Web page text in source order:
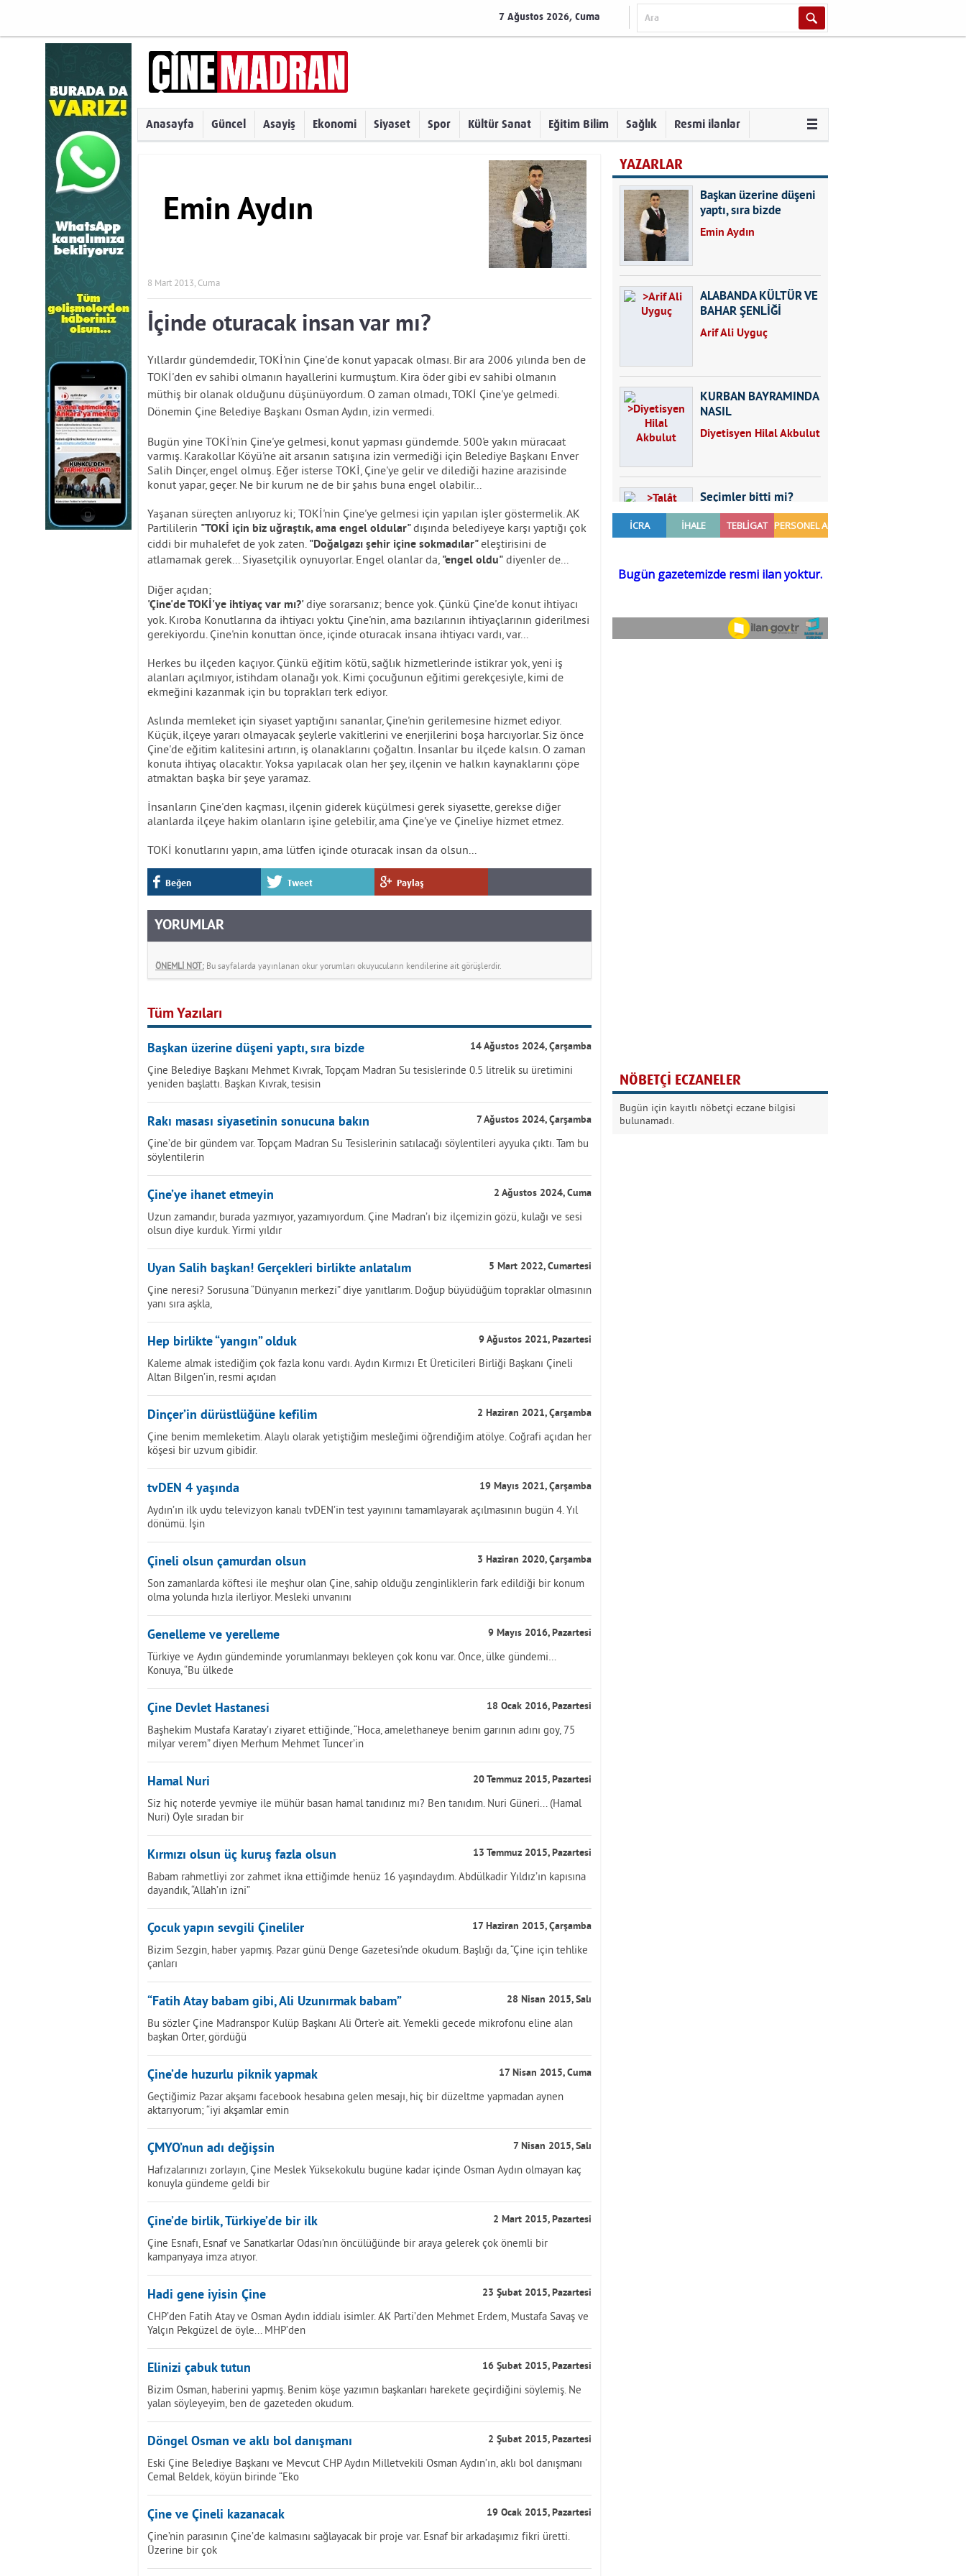
7 Ağustos 2026, Cuma
Anasayfa Güncel Asayiş Ekonomi Siyaset Spor Kültür Sanat Eğitim Bilim Sağlık Resmi ilanlar
Emin Aydın
8 Mart 2013, Cuma
İçinde oturacak insan var mı?
Yıllardır gündemdedir, TOKİ'nin Çine'de konut yapacak olması. Bir ara 2006 yılında ben de
TOKİ'den ev sahibi olmanın hayallerini kurmuştum. Kira öder gibi ev sahibi olmanın
müthiş bir olanak olduğunu düşünüyordum. O zaman olmadı, TOKİ Çine'ye gelmedi.
Dönemin Çine Belediye Başkanı Osman Aydın, izin vermedi.
Bugün yine TOKİ'nin Çine'ye gelmesi, konut yapması gündemde. 500'e yakın müracaat
varmış. Karakollar Köyü'ne ait arsanın satışına izin vermediği için Belediye Başkanı Enver
Salih Dinçer, engel olmuş. Eğer isterse TOKİ, Çine'ye gelir ve dilediği hazine arazisinde
konut yapar, geçer. Ne bir kurum ne de bir şahıs buna engel olabilir...
Yaşanan süreçten anlıyoruz ki; TOKİ'nin Çine'ye gelmesi için yapılan işler göstermelik. AK
Partililerin "TOKİ için biz uğraştık, ama engel oldular"dışında belediyeye karşı yaptığı çok
ciddi bir muhalefet de yok zaten. "Doğalgazı şehir içine sokmadılar"eleştirisini de
atlamamak gerek... Siyasetçilik oynuyorlar. Engel olanlar da, "engel oldu" diyenler de...
Diğer açıdan;
'Çine'de TOKİ'ye ihtiyaç var mı?'diye sorarsanız; bence yok. Çünkü Çine'de konut ihtiyacı
yok. Kıroba Konutlarına da ihtiyacı yoktu Çine'nin, ama bazılarının ihtiyaçlarının giderilmesi
gerekiyordu. Çine'nin konuttan önce, içinde oturacak insana ihtiyacı vardı, var...
Herkes bu ilçeden kaçıyor. Çünkü eğitim kötü, sağlık hizmetlerinde istikrar yok, yeni iş
alanları açılmıyor, istihdam olanağı yok. Kimi çocuğunun eğitimi gerekçesiyle, kimi de
ekmeğini kazanmak için bu toprakları terk ediyor.
Aslında memleket için siyaset yaptığını sananlar, Çine'nin gerilemesine hizmet ediyor.
Küçük, ilçeye yararı olmayacak şeylerle vakitlerini ve enerjilerini boşa harcıyorlar. Siz önce
Çine'de eğitim kalitesini artırın, iş olanaklarını çoğaltın. İnsanlar bu ilçede kalsın. O zaman
konuta ihtiyaç olacaktır. Yoksa yapılacak olan her şey, ilçenin ve halkın kaynaklarını çöpe
atmaktan başka bir şeye yaramaz.
İnsanların Çine'den kaçması, ilçenin giderek küçülmesi gerek siyasette, gerekse diğer
alanlarda ilçeye hakim olanların işine gelebilir, ama Çine'ye ve Çineliye hizmet etmez.
TOKİ konutlarını yapın, ama lütfen içinde oturacak insan da olsun...
Beğen Tweet Paylaş
YORUMLAR
ÖNEMLİ NOT: Bu sayfalarda yayınlanan okur yorumları okuyucuların kendilerine ait görüşlerdir.
Tüm Yazıları
Başkan üzerine düşeni yaptı, sıra bizde 14 Ağustos 2024, Çarşamba
Çine Belediye Başkanı Mehmet Kıvrak, Topçam Madran Su tesislerinde 0.5 litrelik su üretimini
yeniden başlattı. Başkan Kıvrak, tesisin
Rakı masası siyasetinin sonucuna bakın 7 Ağustos 2024, Çarşamba
Çine’de bir gündem var. Topçam Madran Su Tesislerinin satılacağı söylentileri ayyuka çıktı. Tam bu
söylentilerin
Çine’ye ihanet etmeyin 2 Ağustos 2024, Cuma
Uzun zamandır, burada yazmıyor, yazamıyordum. Çine Madran’ı biz ilçemizin gözü, kulağı ve sesi
olsun diye kurduk. Yirmi yıldır
Uyan Salih başkan! Gerçekleri birlikte anlatalım 5 Mart 2022, Cumartesi
Çine neresi? Sorusuna “Dünyanın merkezi” diye yanıtlarım. Doğup büyüdüğüm topraklar olmasının
yanı sıra aşkla,
Hep birlikte “yangın” olduk 9 Ağustos 2021, Pazartesi
Kaleme almak istediğim çok fazla konu vardı. Aydın Kırmızı Et Üreticileri Birliği Başkanı Çineli
Altan Bilgen’in, resmi açıdan
Dinçer’in dürüstlüğüne kefilim 2 Haziran 2021, Çarşamba
Çine benim memleketim. Alaylı olarak yetiştiğim mesleğimi öğrendiğim atölye. Coğrafi açıdan her
köşesi bir uzvum gibidir.
tvDEN 4 yaşında 19 Mayıs 2021, Çarşamba
Aydın’ın ilk uydu televizyon kanalı tvDEN’in test yayınını tamamlayarak açılmasının bugün 4. Yıl
dönümü. İşin
Çineli olsun çamurdan olsun 3 Haziran 2020, Çarşamba
Son zamanlarda köftesi ile meşhur olan Çine, sahip olduğu zenginliklerin fark edildiği bir konum
olma yolunda hızla ilerliyor. Mesleki unvanını
Genelleme ve yerelleme 9 Mayıs 2016, Pazartesi
Türkiye ve Aydın gündeminde yorumlanmayı bekleyen çok konu var. Önce, ülke gündemi…
Konuya, “Bu ülkede
Çine Devlet Hastanesi 18 Ocak 2016, Pazartesi
Başhekim Mustafa Karatay’ı ziyaret ettiğinde, “Hoca, amelethaneye benim garının adını goy, 75
milyar verem” diyen Merhum Mehmet Tuncer’in
Hamal Nuri 20 Temmuz 2015, Pazartesi
Siz hiç noterde yevmiye ile mühür basan hamal tanıdınız mı? Ben tanıdım. Nuri Güneri... (Hamal
Nuri) Öyle sıradan bir
Kırmızı olsun üç kuruş fazla olsun 13 Temmuz 2015, Pazartesi
Babam rahmetliyi zor zahmet ikna ettiğimde henüz 16 yaşındaydım. Abdülkadir Yıldız’ın kapısına
dayandık, “Allah’ın izni”
Çocuk yapın sevgili Çineliler 17 Haziran 2015, Çarşamba
Bizim Sezgin, haber yapmış. Pazar günü Denge Gazetesi’nde okudum. Başlığı da, “Çine için tehlike
çanları
“Fatih Atay babam gibi, Ali Uzunırmak babam” 28 Nisan 2015, Salı
Bu sözler Çine Madranspor Kulüp Başkanı Ali Örter’e ait. Yemekli gecede mikrofonu eline alan
başkan Örter, gördüğü
Çine’de huzurlu piknik yapmak 17 Nisan 2015, Cuma
Geçtiğimiz Pazar akşamı facebook hesabına gelen mesajı, hiç bir düzeltme yapmadan aynen
aktarıyorum; “iyi akşamlar emin
ÇMYO’nun adı değişsin 7 Nisan 2015, Salı
Hafızalarınızı zorlayın, Çine Meslek Yüksekokulu bugüne kadar içinde Osman Aydın olmayan kaç
konuyla gündeme geldi bir
Çine’de birlik, Türkiye’de bir ilk 2 Mart 2015, Pazartesi
Çine Esnafı, Esnaf ve Sanatkarlar Odası’nın öncülüğünde bir araya gelerek çok önemli bir
kampanyaya imza atıyor.
Hadi gene iyisin Çine 23 Şubat 2015, Pazartesi
CHP’den Fatih Atay ve Osman Aydın iddialı isimler. AK Parti’den Mehmet Erdem, Mustafa Savaş ve
Yalçın Pekgüzel de öyle... MHP’den
Elinizi çabuk tutun 16 Şubat 2015, Pazartesi
Bizim Osman, haberini yapmış. Benim köşe yazımın başkanları harekete geçirdiğini söylemiş. Ne
yalan söyleyeyim, ben de gazeteden okudum.
Döngel Osman ve aklı bol danışmanı 2 Şubat 2015, Pazartesi
Eski Çine Belediye Başkanı ve Mevcut CHP Aydın Milletvekili Osman Aydın’ın, aklı bol danışmanı
Cemal Beldek, köyün birinde “Eko
Çine ve Çineli kazanacak 19 Ocak 2015, Pazartesi
Çine’nin parasının Çine’de kalmasını sağlayacak bir proje var. Esnaf bir arkadaşımız fikri üretti.
Üzerine bir çok
YAZARLAR
Başkan üzerine düşeni
yaptı, sıra bizde
Emin Aydın
ALABANDA KÜLTÜR VE
BAHAR ŞENLİĞİ
Arif Ali Uyguç
KURBAN BAYRAMINDA
NASIL
BESLENMELİYİZ?
Diyetisyen Hilal Akbulut
Seçimler bitti mi?
Talât Yörük
Sezgin MADRAN
Kurban Bayramında
Dikkat!
NÖBETÇİ ECZANELER
Bugün için kayıtlı nöbetçi eczane bilgisi
bulunamadı.